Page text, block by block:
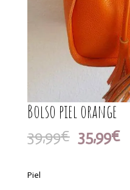
Bolso piel orange
39,99€ El
precio
35,99€El
Piel